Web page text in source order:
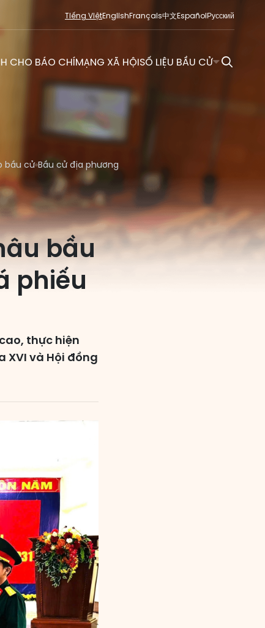
Tiếng ViệtEnglishFrançais中文EspañolРусский
CHO BÁO CHÍMẠNG XÃ HỘISỐ LIỆU BẦU CỬ
bầu cử Bầu cử địa phương
bầu
phiếu
thực hiện
XVI và Hội đồng